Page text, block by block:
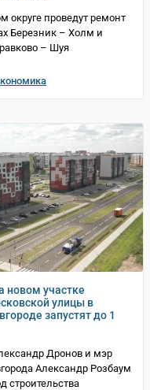
округе проведут ремонт
Березник – Холм и
– Шуя
новом участке
улицы в
запустят до 1
Дронов и мэр
Александр Розбаум
строительства